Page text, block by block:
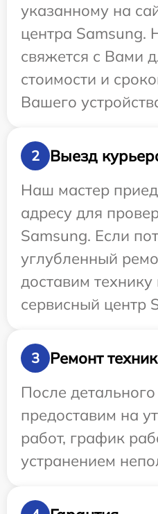
указанному на
центра
свяжется с Вами
стоимости и
Вашего
2
Выезд
Наш мастер
адресу для
Samsung. Если
углубленный
доставим технику
сервисный центр
3
Ремонт
После
предоставим на
работ, график
устранением